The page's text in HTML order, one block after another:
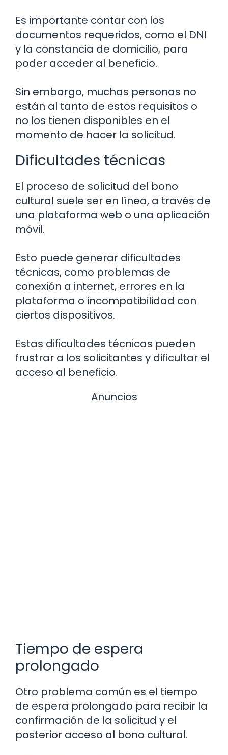
Es importante contar con los
documentos requeridos, como el DNI
y la constancia de domicilio, para
poder acceder al beneficio.
Sin embargo, muchas personas no
están al tanto de estos requisitos o
no los tienen disponibles en el
momento de hacer la solicitud.
Dificultades técnicas
El proceso de solicitud del bono
cultural suele ser en línea, a través de
una plataforma web o una aplicación
móvil.
Esto puede generar dificultades
técnicas, como problemas de
conexión a internet, errores en la
plataforma o incompatibilidad con
ciertos dispositivos.
Estas dificultades técnicas pueden
frustrar a los solicitantes y dificultar el
acceso al beneficio.
Anuncios
Tiempo de espera
prolongado
Otro problema común es el tiempo
de espera prolongado para recibir la
confirmación de la solicitud y el
posterior acceso al bono cultural.